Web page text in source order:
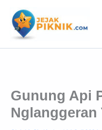
konten
Gunung Api
Nglanggeran